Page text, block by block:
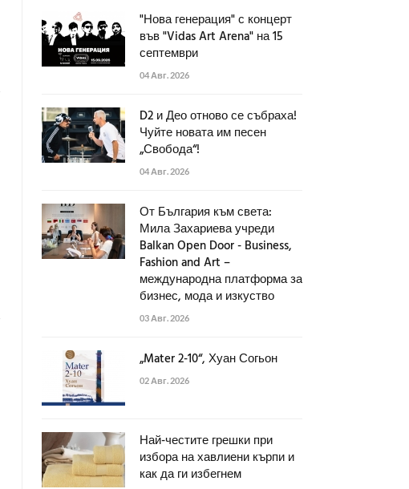
"Нова генерация" с концерт
във "Vidas Art Arena" на 15
септември
04 Авг. 2026
D2 и Део отново се събраха!
Чуйте новата им песен
„Свобода“!
04 Авг. 2026
От България към света:
Мила Захариева учреди
Balkan Open Door - Business,
Fashion and Art –
международна платформа за
бизнес, мода и изкуство
03 Авг. 2026
„Mater 2-10“, Хуан Согьон
02 Авг. 2026
Най-честите грешки при
избора на хавлиени кърпи и
как да ги избегнем